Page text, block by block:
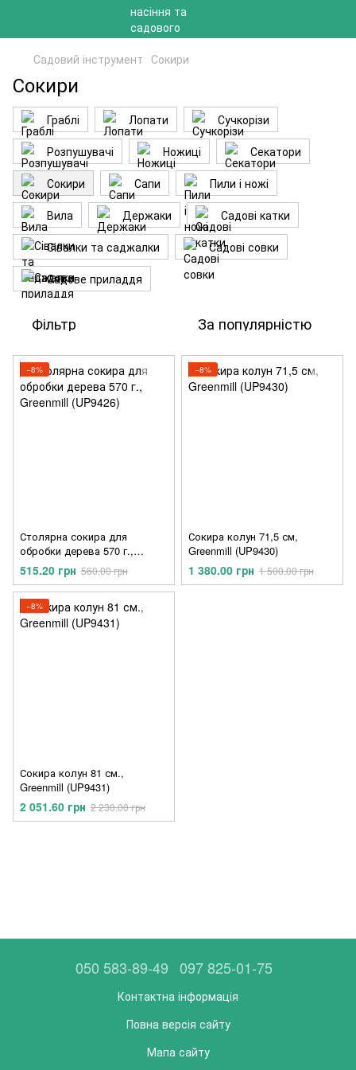
Садовий інструмент Сокири
Сокири
Граблі Лопати
Сучкорізи
Розпушувачі
Ножиці
Секатори
Сокири
Сапи
Пили і ножі
Вила
Держаки
Садові катки
Сівалки та саджалки
Садові совки
Садове приладдя
Фільтр За популярністю
−8%
Столярна сокира для
обробки дерева 570 г.,
Greenmill (UP9426)
515.20 грн 560.00 грн
−8%
Сокира колун 71,5 см,
Greenmill (UP9430)
1 380.00 грн 1 500.00 грн
−8%
Сокира колун 81 см.,
Greenmill (UP9431)
2 051.60 грн 2 230.00 грн
050 583-89-49 097 825-01-75
Контактна інформація
Повна версія сайту
Мапа сайту